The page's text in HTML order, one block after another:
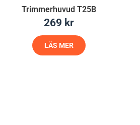
Trimmerhuvud T25B
269 kr
LÄS MER